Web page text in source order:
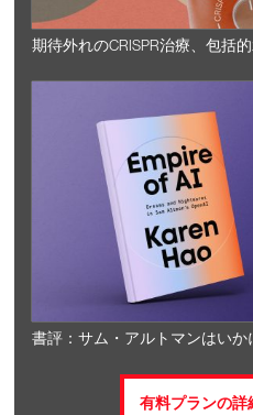
期待外れのCRISPR治療、包括
書評：サム・アルトマンはい
有料プランの詳